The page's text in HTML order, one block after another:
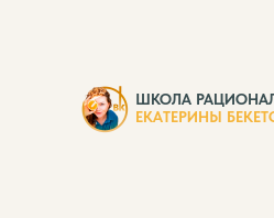
ШКОЛА
ЕКАТЕРИНЫ